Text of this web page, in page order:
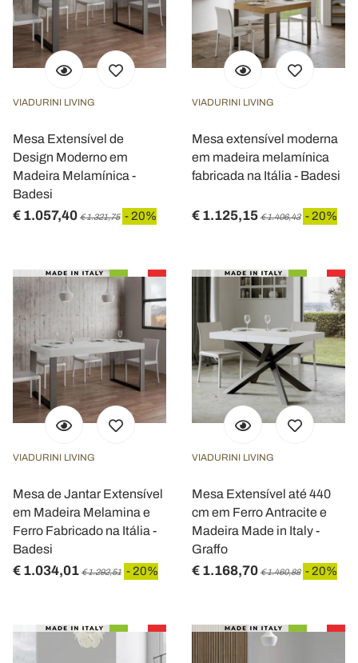
VIADURINI LIVING
Mesa Extensível de
Design Moderno em
Madeira Melamínica -
Badesi
€ 1.057,40 € 1.321,75 - 20%
VIADURINI LIVING
Mesa extensível moderna
em madeira melamínica
fabricada na Itália - Badesi
€ 1.125,15 € 1.406,43 - 20%
VIADURINI LIVING
Mesa de Jantar Extensível
em Madeira Melamina e
Ferro Fabricado na Itália -
Badesi
€ 1.034,01 € 1.292,51 - 20%
VIADURINI LIVING
Mesa Extensível até 440
cm em Ferro Antracite e
Madeira Made in Italy -
Graffo
€ 1.168,70 € 1.460,88 - 20%